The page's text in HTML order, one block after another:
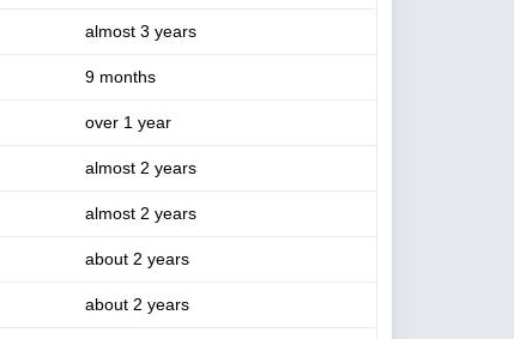
almost 3 years
9 months
over 1 year
almost 2 years
almost 2 years
about 2 years
about 2 years